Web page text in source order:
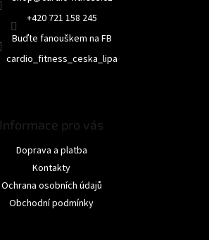
+420 721 158 245
Buďte fanouškem na FB
cardio_fitness_ceska_lipa
Informace pro vás
Doprava a platba
Kontakty
Ochrana osobních údajů
Obchodní podmínky